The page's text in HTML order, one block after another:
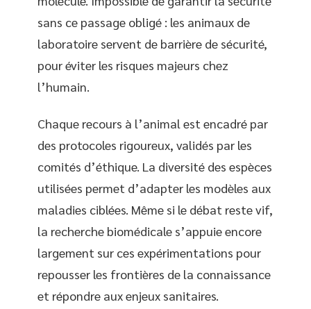
sans ce passage obligé : les animaux de
laboratoire servent de barrière de sécurité,
pour éviter les risques majeurs chez
l’humain.
Chaque recours à l’animal est encadré par
des protocoles rigoureux, validés par les
comités d’éthique. La diversité des espèces
utilisées permet d’adapter les modèles aux
maladies ciblées. Même si le débat reste vif,
la recherche biomédicale s’appuie encore
largement sur ces expérimentations pour
repousser les frontières de la connaissance
et répondre aux enjeux sanitaires.